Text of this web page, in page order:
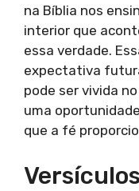
na Bíblia nos
interior que
essa verdade.
expectativa
pode ser vivida
uma
que a fé